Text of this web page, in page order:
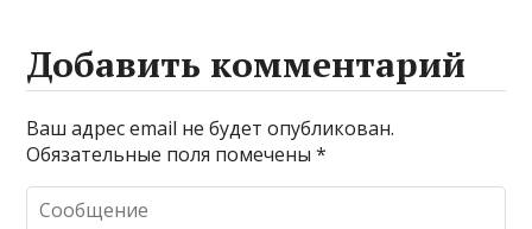
Добавить комментарий
Ваш адрес email не будет опубликован.
Обязательные поля помечены*